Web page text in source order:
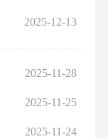
2025-12-13
2025-11-28
2025-11-25
2025-11-24